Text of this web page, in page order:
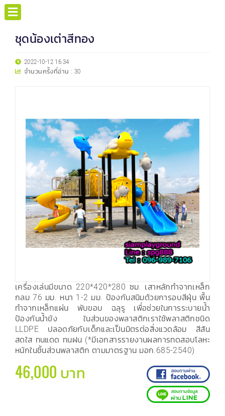
ชุดน้องเต่าสีทอง
2022-10-12 16:34
จำนวนครั้งที่อ่าน : 30
เครื่องเล่นมีขนาด 220*420*280 ซม. เสาหลักทำจากเหล็ก
กลม 76 มม. หนา 1-2 มม. ป้องกันสนิมด้วยการอบสีฝุ่น พื้น
ทำจากเหล็กแผ่น พับขอบ ฉลุรู เพื่อช่วยในการระบายน้ำ
ป้องกันน้ำขัง ในส่วนของพลาสติกเราใช้พลาสติกชนิด
LLDPE ปลอดภัยกับเด็กและเป็นมิตรต่อสิ่งแวดล้อม สีสัน
สดใส ทนแดด ทนฝน (*มีเอกสารรายงานผลการทดสอบโลหะ
หนักในชิ้นส่วนพลาสติก ตามมาตรฐาน มอก.685-2540)
46,000 บาท